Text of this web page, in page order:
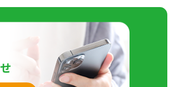
さい。